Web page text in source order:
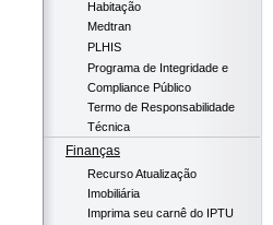
Habitação
Medtran
PLHIS
Programa de Integridade e
Compliance Público
Termo de Responsabilidade
Técnica
Finanças
Recurso Atualização
Imobiliária
Imprima seu carnê do IPTU